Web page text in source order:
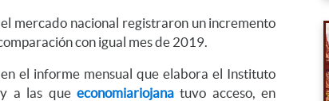
mercado nacional registraron un incremento
con igual mes de 2019.
el informe mensual que elabora el Instituto
y a las queeconomiariojana tuvo acceso, en